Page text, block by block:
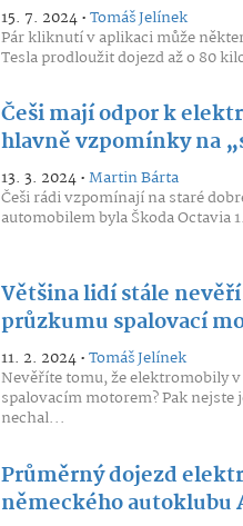
15. 7. 2024 •Tomáš Jelínek
Pár kliknutí v aplikaci může
Tesla prodloužit dojezd až o 80
Češi mají odpor k
hlavně vzpomínky na
13. 3. 2024 •Martin Bárta
Češi rádi vzpomínají na staré
automobilem byla Škoda Octavia
Většina lidí stále
průzkumu spalovací
11. 2. 2024 •Tomáš Jelínek
Nevěříte tomu, že elektromobily
spalovacím motorem? Pak
nechal...
Průměrný dojezd
německého autoklubu